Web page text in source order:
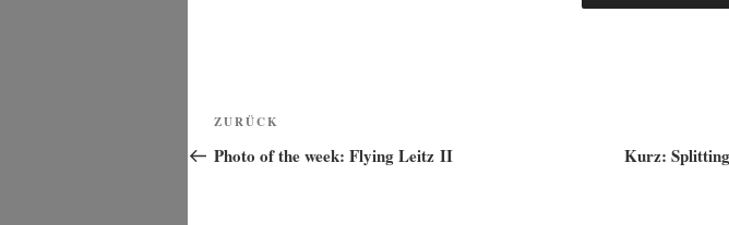
Beitragsnavigation
Vorheriger
Beitrag
ZURÜCK
Photo of the week: Flying Leitz II Kurz: